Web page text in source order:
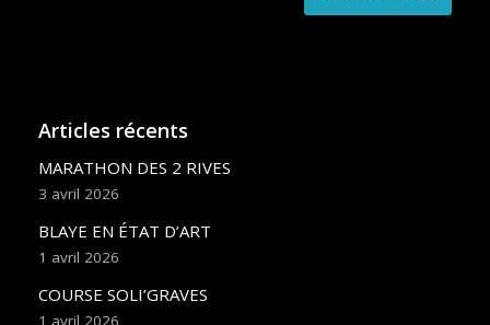
Articles récents
MARATHON DES 2 RIVES
3 avril 2026
BLAYE EN ÉTAT D’ART
1 avril 2026
COURSE SOLI’GRAVES
1 avril 2026